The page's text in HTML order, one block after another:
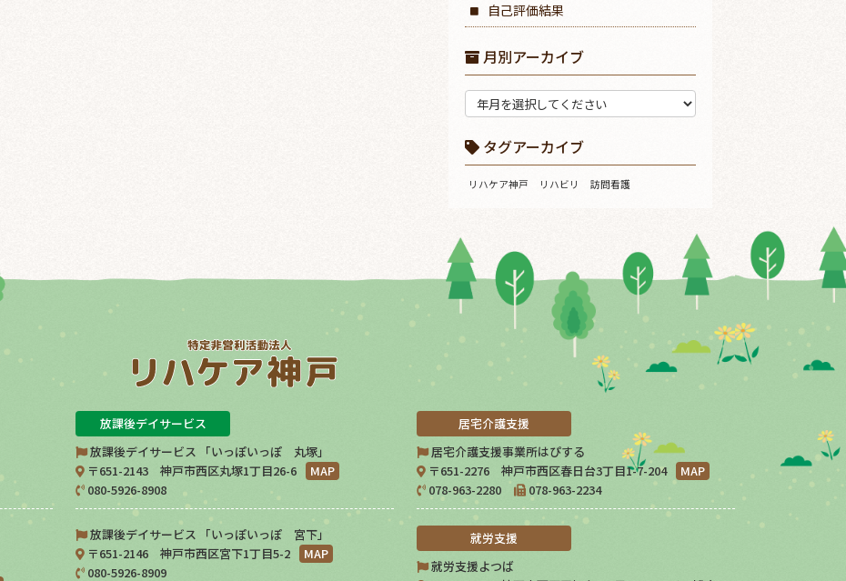
自己評価結果
月別アーカイブ
タグアーカイブ
リハケア神戸 リハビリ 訪問看護
放課後デイサービス
放課後デイサービス 「いっぽいっぽ 丸塚」
〒651-2143 神戸市西区丸塚1丁目26-6
MAP
080-5926-8908
放課後デイサービス 「いっぽいっぽ 宮下」
〒651-2146 神戸市西区宮下1丁目5-2
MAP
080-5926-8909
居宅介護支援
居宅介護支援事業所はぴする
〒651-2276 神戸市西区春日台3丁目1-7-204
MAP
078-963-2280
078-963-2234
就労支援
就労支援よつば